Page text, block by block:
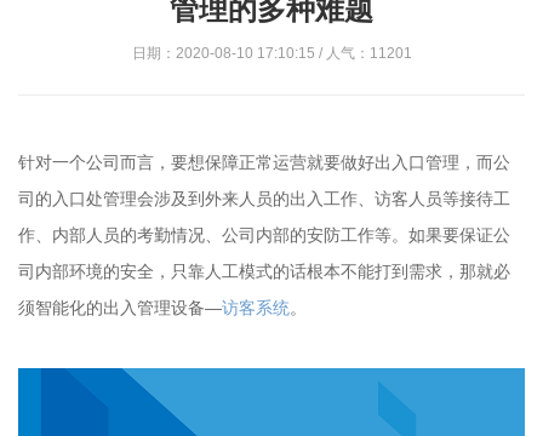
管理的多种难题
日期：2020-08-10 17:10:15 / 人气：11201
针对一个公司而言，要想保障正常运营就要做好出入口管理，而公
司的入口处管理会涉及到外来人员的出入工作、访客人员等接待工
作、内部人员的考勤情况、公司内部的安防工作等。如果要保证公
司内部环境的安全，只靠人工模式的话根本不能打到需求，那就必
须智能化的出入管理设备—访客系统。